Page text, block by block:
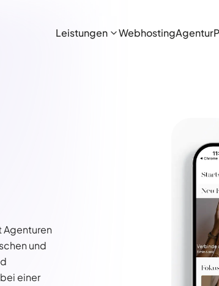
Leistungen WebhostingAgentur
Agenturen
und
einer